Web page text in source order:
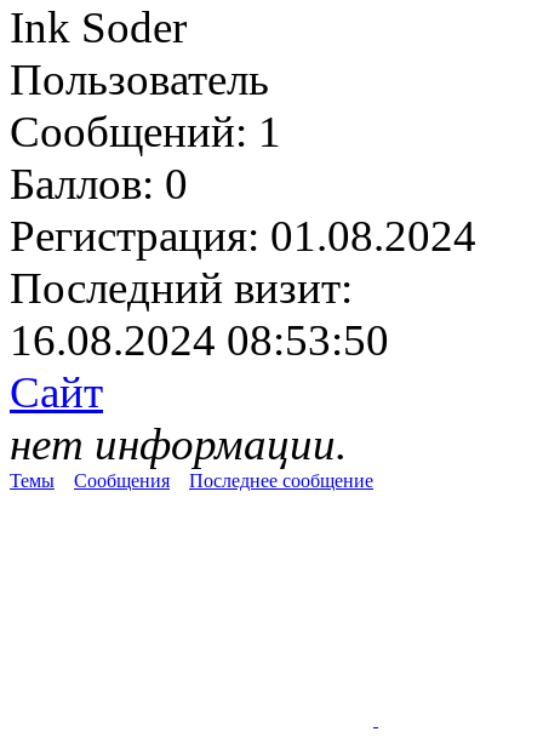
Ink Soder
Пользователь
Сообщений: 1
Баллов: 0
Регистрация: 01.08.2024
Последний визит:
16.08.2024 08:53:50
Сайт
нет информации.
Темы Сообщения Последнее сообщение